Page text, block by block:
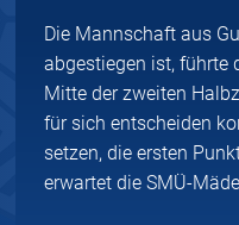
Die Mannschaft aus
abgestiegen ist, führte
Mitte der zweiten
für sich entscheiden
setzen, die ersten
erwartet die SMÜ-